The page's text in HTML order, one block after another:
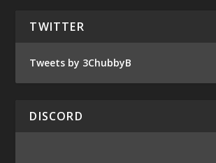
TWITTER
Tweets by 3ChubbyB
DISCORD